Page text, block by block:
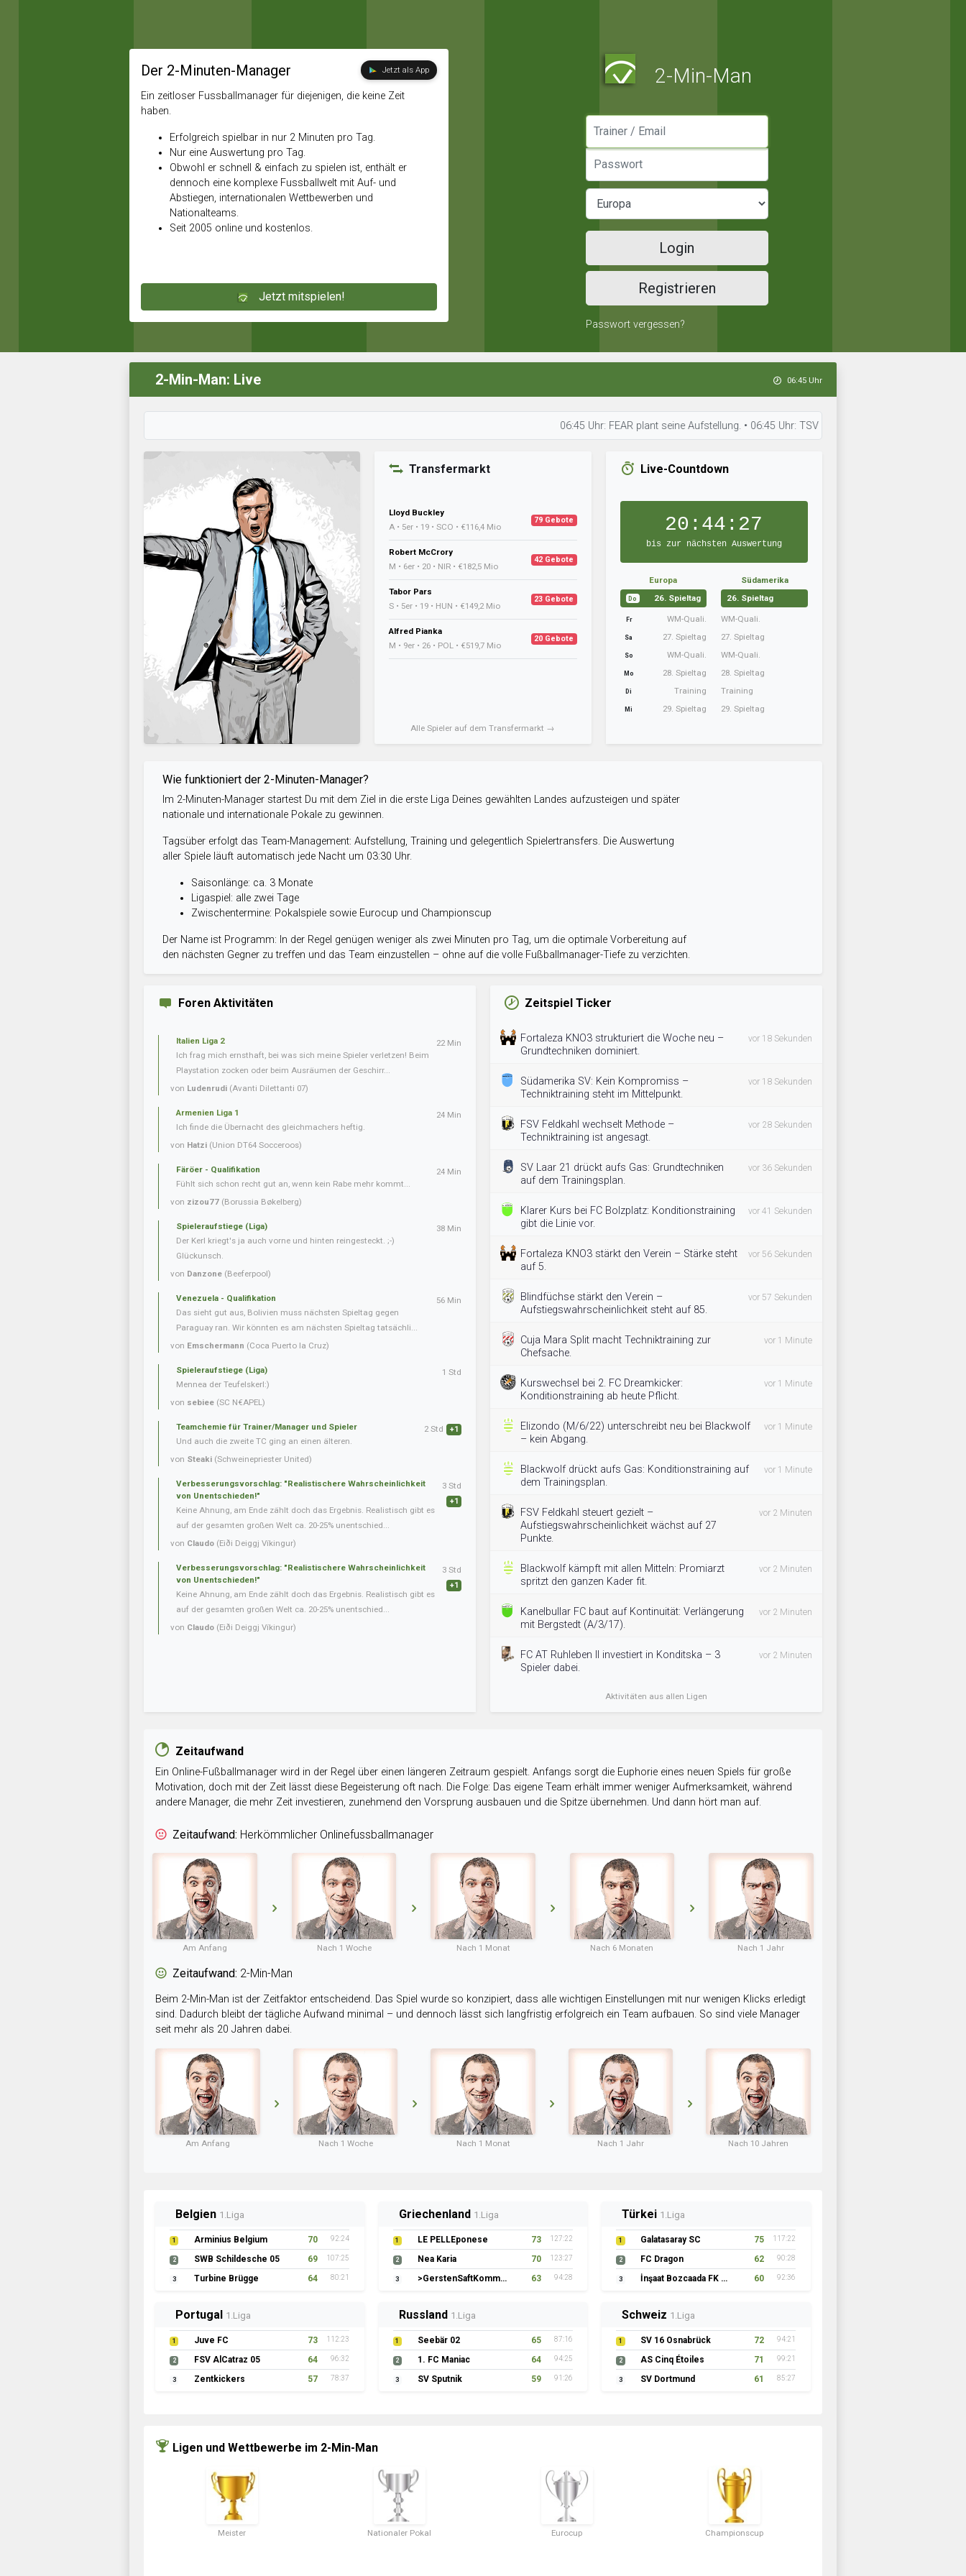
Der 2-Minuten-Manager Jetzt als App
Ein zeitloser Fussballmanager für diejenigen, die keine Zeit
haben.
Erfolgreich spielbar in nur 2 Minuten pro Tag.
Nur eine Auswertung pro Tag.
Obwohl er schnell & einfach zu spielen ist, enthält er
dennoch eine komplexe Fussballwelt mit Auf- und
Abstiegen, internationalen Wettbewerben und
Nationalteams.
Seit 2005 online und kostenlos.
Jetzt mitspielen!
2-Min-Man
Login
Registrieren
Passwort vergessen?
2-Min-Man: Live 06:45 Uhr
06:45 Uhr: FEAR plant seine Aufstellung. • 06:45 Uhr: TSV Forstenried ist bereit für den
Transfermarkt
Lloyd Buckley
A • 5er • 19 • SCO • €116,4 Mio
79 Gebote
Robert McCrory
M • 6er • 20 • NIR • €182,5 Mio
42 Gebote
Tabor Pars
S • 5er • 19 • HUN • €149,2 Mio
23 Gebote
Alfred Pianka
M • 9er • 26 • POL • €519,7 Mio
20 Gebote
Alle Spieler auf dem Transfermarkt →
Live-Countdown
20:44:26
bis zur nächsten Auswertung
Europa
Do 26. Spieltag
Fr WM-Quali.
Sa 27. Spieltag
So WM-Quali.
Mo 28. Spieltag
Di Training
Mi 29. Spieltag
Südamerika
26. Spieltag
WM-Quali.
27. Spieltag
WM-Quali.
28. Spieltag
Training
29. Spieltag
Wie funktioniert der 2-Minuten-Manager?
Im 2-Minuten-Manager startest Du mit dem Ziel in die erste Liga Deines gewählten Landes aufzusteigen und später
nationale und internationale Pokale zu gewinnen.
Tagsüber erfolgt das Team-Management: Aufstellung, Training und gelegentlich Spielertransfers. Die Auswertung
aller Spiele läuft automatisch jede Nacht um 03:30 Uhr.
Saisonlänge: ca. 3 Monate
Ligaspiel: alle zwei Tage
Zwischentermine: Pokalspiele sowie Eurocup und Championscup
Der Name ist Programm: In der Regel genügen weniger als zwei Minuten pro Tag, um die optimale Vorbereitung auf
den nächsten Gegner zu treffen und das Team einzustellen – ohne auf die volle Fußballmanager-Tiefe zu verzichten.
Foren Aktivitäten
Italien Liga 2
Ich frag mich ernsthaft, bei was sich meine Spieler verletzen! Beim
Playstation zocken oder beim Ausräumen der Geschirr...
von Ludenrudi (Avanti Dilettanti 07)
22 Min
Armenien Liga 1
Ich finde die Übernacht des gleichmachers heftig.
von Hatzi (Union DT64 Socceroos)
24 Min
Färöer - Qualifikation
Fühlt sich schon recht gut an, wenn kein Rabe mehr kommt...
von zizou77 (Borussia Bøkelberg)
24 Min
Spieleraufstiege (Liga)
Der Kerl kriegt's ja auch vorne und hinten reingesteckt. ;-)
Glückunsch.
von Danzone (Beeferpool)
38 Min
Venezuela - Qualifikation
Das sieht gut aus, Bolivien muss nächsten Spieltag gegen
Paraguay ran. Wir könnten es am nächsten Spieltag tatsächli...
von Emschermann (Coca Puerto la Cruz)
56 Min
Spieleraufstiege (Liga)
Mennea der Teufelskerl:)
von sebiee (SC N€APEL)
1 Std
Teamchemie für Trainer/Manager und Spieler
Und auch die zweite TC ging an einen älteren.
von Steaki (Schweinepriester United)
2 Std +1
Verbesserungsvorschlag: "Realistischere Wahrscheinlichkeit
von Unentschieden!"
Keine Ahnung, am Ende zählt doch das Ergebnis. Realistisch gibt es
auf der gesamten großen Welt ca. 20-25% unentschied...
von Claudo (Eiði Deiggj Víkingur)
3 Std
+1
Verbesserungsvorschlag: "Realistischere Wahrscheinlichkeit
von Unentschieden!"
Keine Ahnung, am Ende zählt doch das Ergebnis. Realistisch gibt es
auf der gesamten großen Welt ca. 20-25% unentschied...
von Claudo (Eiði Deiggj Víkingur)
3 Std
+1
Zeitspiel Ticker
Fortaleza KNO3 strukturiert die Woche neu –
Grundtechniken dominiert.
vor 18 Sekunden
Südamerika SV: Kein Kompromiss –
Techniktraining steht im Mittelpunkt.
vor 18 Sekunden
FSV Feldkahl wechselt Methode –
Techniktraining ist angesagt.
vor 28 Sekunden
SV Laar 21 drückt aufs Gas: Grundtechniken
auf dem Trainingsplan.
vor 36 Sekunden
Klarer Kurs bei FC Bolzplatz: Konditionstraining
gibt die Linie vor.
vor 41 Sekunden
Fortaleza KNO3 stärkt den Verein – Stärke steht
auf 5.
vor 56 Sekunden
Blindfüchse stärkt den Verein –
Aufstiegswahrscheinlichkeit steht auf 85.
vor 57 Sekunden
Cuja Mara Split macht Techniktraining zur
Chefsache.
vor 1 Minute
Kurswechsel bei 2. FC Dreamkicker:
Konditionstraining ab heute Pflicht.
vor 1 Minute
Elizondo (M/6/22) unterschreibt neu bei Blackwolf
– kein Abgang.
vor 1 Minute
Blackwolf drückt aufs Gas: Konditionstraining auf
dem Trainingsplan.
vor 1 Minute
FSV Feldkahl steuert gezielt –
Aufstiegswahrscheinlichkeit wächst auf 27
Punkte.
vor 2 Minuten
Blackwolf kämpft mit allen Mitteln: Promiarzt
spritzt den ganzen Kader fit.
vor 2 Minuten
Kanelbullar FC baut auf Kontinuität: Verlängerung
mit Bergstedt (A/3/17).
vor 2 Minuten
FC AT Ruhleben II investiert in Konditska – 3
Spieler dabei.
vor 2 Minuten
Aktivitäten aus allen Ligen
Zeitaufwand
Ein Online-Fußballmanager wird in der Regel über einen längeren Zeitraum gespielt. Anfangs sorgt die Euphorie eines neuen Spiels für große
Motivation, doch mit der Zeit lässt diese Begeisterung oft nach. Die Folge: Das eigene Team erhält immer weniger Aufmerksamkeit, während
andere Manager, die mehr Zeit investieren, zunehmend den Vorsprung ausbauen und die Spitze übernehmen. Und dann hört man auf.
Zeitaufwand: Herkömmlicher Onlinefussballmanager
Am Anfang Nach 1 Woche Nach 1 Monat Nach 6 Monaten Nach 1 Jahr
Zeitaufwand: 2-Min-Man
Beim 2-Min-Man ist der Zeitfaktor entscheidend. Das Spiel wurde so konzipiert, dass alle wichtigen Einstellungen mit nur wenigen Klicks erledigt
sind. Dadurch bleibt der tägliche Aufwand minimal – und dennoch lässt sich langfristig erfolgreich ein Team aufbauen. So sind viele Manager
seit mehr als 20 Jahren dabei.
Am Anfang Nach 1 Woche Nach 1 Monat Nach 1 Jahr Nach 10 Jahren
Belgien 1.Liga
1 Arminius Belgium 70 92:24
2 SWB Schildesche 05 69 107:25
3 Turbine Brügge 64 80:21
Griechenland 1.Liga
1 LE PELLEponese 73 127:22
2 Nea Karia 70 123:27
3 >GerstenSaftKommando 63 94:28
Türkei 1.Liga
1 Galatasaray SC 75 117:22
2 FC Dragon 62 90:28
3 İnşaat Bozcaada FK 1957 60 92:36
Portugal 1.Liga
1 Juve FC 73 112:23
2 FSV AlCatraz 05 64 96:32
3 Zentkickers 57 78:37
Russland 1.Liga
1 Seebär 02 65 87:16
2 1. FC Maniac 64 94:25
3 SV Sputnik 59 91:26
Schweiz 1.Liga
1 SV 16 Osnabrück 72 94:21
2 AS Cinq Étoiles 71 99:21
3 SV Dortmund 61 85:27
Ligen und Wettbewerbe im 2-Min-Man
Meister Nationaler Pokal Eurocup Championscup